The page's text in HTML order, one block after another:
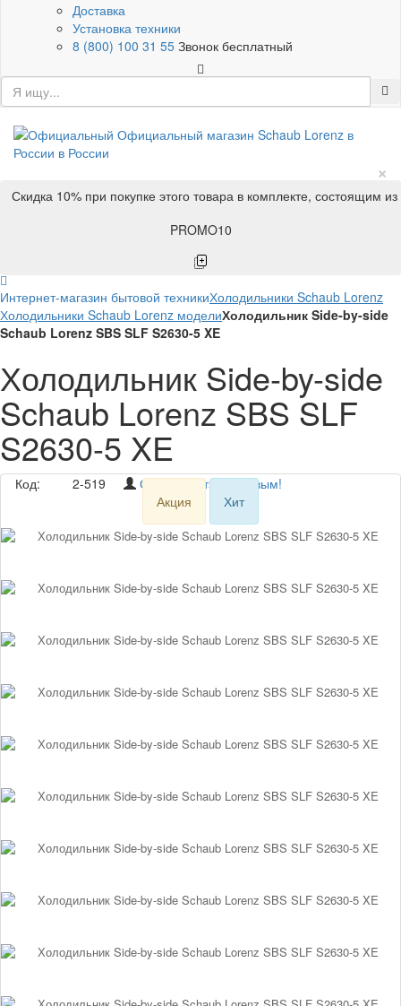
Доставка
Установка техники
8 (800) 100 31 55 Звонок бесплатный
×
Скидка 10% при покупке этого товара в комплекте, состоящим
PROMO10
Интернет-магазин бытовой техникиХолодильники Schaub Lorenz
Холодильники Schaub Lorenz моделиХолодильник Side-by-side
Schaub Lorenz SBS SLF S2630-5 XE
Холодильник Side-by-side
Schaub Lorenz SBS SLF
S2630-5 XE
Код: 2-519
Оставьте отзыв первым!
Акция
Хит